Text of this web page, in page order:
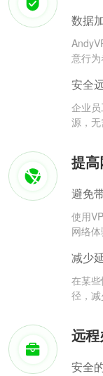
数据
意行为
安全
企业
源，无
提
避免
使用
网络体
减少
在某
径，减
远
安全